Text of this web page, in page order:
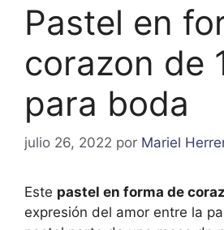
Pastel en
corazon de
para boda
julio 26, 2022 por Mariel
Este pastel en forma de
expresión del amor entre la